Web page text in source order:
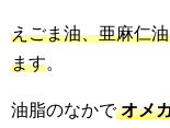
えごま油、亜麻仁
ます。
油脂のなかでオメ